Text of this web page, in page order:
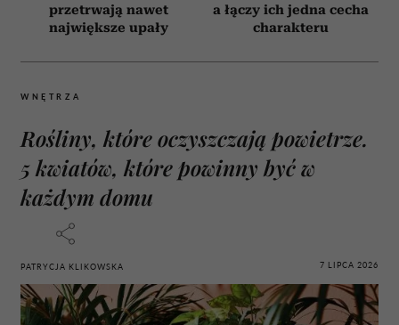
przetrwają nawet
największe upały
a łączy ich jedna cecha
charakteru
WNĘTRZA
Rośliny, które oczyszczają powietrze.
5 kwiatów, które powinny być w
każdym domu
PATRYCJA KLIKOWSKA 7 LIPCA 2026